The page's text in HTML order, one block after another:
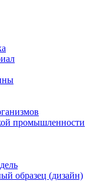
промышленности
образец (дизайн)